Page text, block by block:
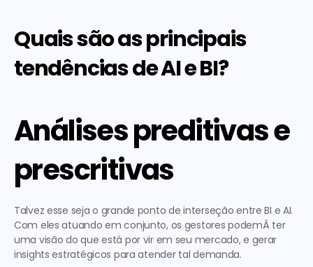
Quais são as principais
tendências de AI e BI?
Análises preditivas e
prescritivas
Talvez esse seja o grande ponto de interseção entre BI e AI.
Com eles atuando em conjunto, os gestores podemÂ ter
uma visão do que está por vir em seu mercado, e gerar
insights estratégicos para atender tal demanda.